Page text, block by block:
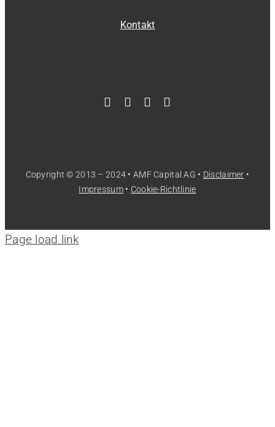
Kontakt
Copyright © 2013 – 2024 • AMF Capital AG • Disclaimer •
Impressum• Cookie-Richtlinie
Page load link